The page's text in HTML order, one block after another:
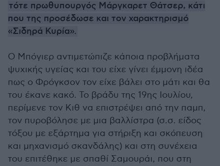
τότε πρωθυπουργός Μάργκαρετ Θάτσερ, κάτι
που της προσέδωσε και τον χαρακτηρισμό
«Σιδηρά Κυρία».
Ο Μπόγιερ αντιμετώπιζε κάποια προβλήματα
ψυχικής υγείας και του είχε γίνει έμμονη ιδέα
πως ο Φρόγκσον τον είχε βάλει στο μάτι και θα
του έκανε κακό. Το βράδυ της 19ης Ιουλίου,
περίμενε τον Κιθ να επιστρέψει από την παμπ,
τον πυροβόλησε με μια βαλλίστρα (σ.σ. είδος
τόξου με εξάρτημα για στήριξη και σκόπευση
και μηχανισμό σκανδάλης) και στη συνέχεια
του επιτέθηκε με σπαθί Σαμουράι, που στη